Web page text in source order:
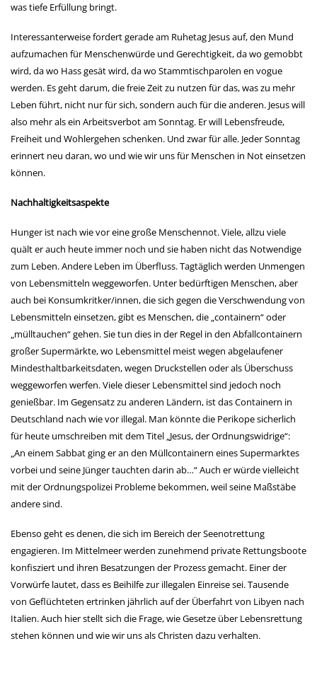
was tiefe Erfüllung bringt.
Interessanterweise fordert gerade am Ruhetag Jesus auf, den Mund
aufzumachen für Menschenwürde und Gerechtigkeit, da wo gemobbt
wird, da wo Hass gesät wird, da wo Stammtischparolen en vogue
werden. Es geht darum, die freie Zeit zu nutzen für das, was zu mehr
Leben führt, nicht nur für sich, sondern auch für die anderen. Jesus will
also mehr als ein Arbeitsverbot am Sonntag. Er will Lebensfreude,
Freiheit und Wohlergehen schenken. Und zwar für alle. Jeder Sonntag
erinnert neu daran, wo und wie wir uns für Menschen in Not einsetzen
können.
Nachhaltigkeitsaspekte
Hunger ist nach wie vor eine große Menschennot. Viele, allzu viele
quält er auch heute immer noch und sie haben nicht das Notwendige
zum Leben. Andere Leben im Überfluss. Tagtäglich werden Unmengen
von Lebensmitteln weggeworfen. Unter bedürftigen Menschen, aber
auch bei Konsumkritker/innen, die sich gegen die Verschwendung von
Lebensmitteln einsetzen, gibt es Menschen, die „containern“ oder
„mülltauchen“ gehen. Sie tun dies in der Regel in den Abfallcontainern
großer Supermärkte, wo Lebensmittel meist wegen abgelaufener
Mindesthaltbarkeitsdaten, wegen Druckstellen oder als Überschuss
weggeworfen werfen. Viele dieser Lebensmittel sind jedoch noch
genießbar. Im Gegensatz zu anderen Ländern, ist das Containern in
Deutschland nach wie vor illegal. Man könnte die Perikope sicherlich
für heute umschreiben mit dem Titel „Jesus, der Ordnungswidrige“:
„An einem Sabbat ging er an den Müllcontainern eines Supermarktes
vorbei und seine Jünger tauchten darin ab…“ Auch er würde vielleicht
mit der Ordnungspolizei Probleme bekommen, weil seine Maßstäbe
andere sind.
Ebenso geht es denen, die sich im Bereich der Seenotrettung
engagieren. Im Mittelmeer werden zunehmend private Rettungsboote
konfisziert und ihren Besatzungen der Prozess gemacht. Einer der
Vorwürfe lautet, dass es Beihilfe zur illegalen Einreise sei. Tausende
von Geflüchteten ertrinken jährlich auf der Überfahrt von Libyen nach
Italien. Auch hier stellt sich die Frage, wie Gesetze über Lebensrettung
stehen können und wie wir uns als Christen dazu verhalten.